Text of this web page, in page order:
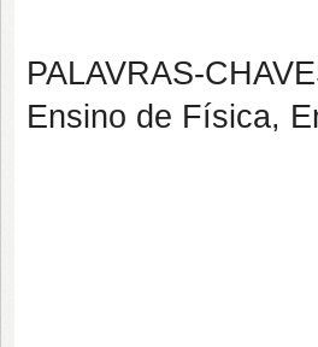
PALAVRAS-
Ensino de Física,